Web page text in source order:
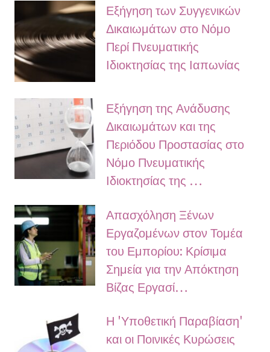
Εξήγηση των Συγγενικών
Δικαιωμάτων στο Νόμο
Περί Πνευματικής
Ιδιοκτησίας της Ιαπωνίας
Εξήγηση της Ανάδυσης
Δικαιωμάτων και της
Περιόδου Προστασίας στο
Νόμο Πνευματικής
Ιδιοκτησίας της …
Απασχόληση Ξένων
Εργαζομένων στον Τομέα
του Εμπορίου: Κρίσιμα
Σημεία για την Απόκτηση
Βίζας Εργασί…
Η 'Υποθετική Παραβίαση'
και οι Ποινικές Κυρώσεις